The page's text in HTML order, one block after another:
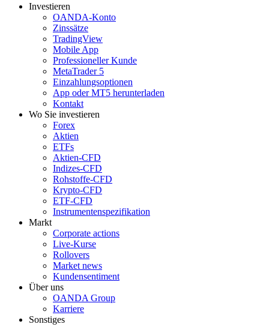
Investieren
OANDA-Konto
Zinssätze
TradingView
Mobile App
Professioneller Kunde
MetaTrader 5
Einzahlungsoptionen
App oder MT5 herunterladen
Kontakt
Wo Sie investieren
Forex
Aktien
ETFs
Aktien-CFD
Indizes-CFD
Rohstoffe-CFD
Krypto-CFD
ETF-CFD
Instrumentenspezifikation
Markt
Corporate actions
Live-Kurse
Rollovers
Market news
Kundensentiment
Über uns
OANDA Group
Karriere
Sonstiges